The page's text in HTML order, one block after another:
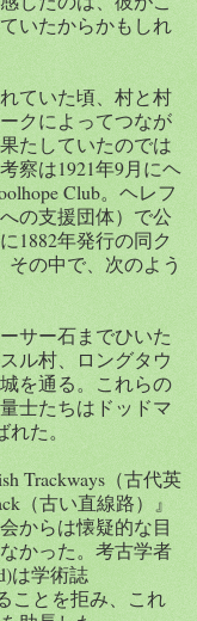
いたからかもしれ
ていた頃、村と村
クによってつなが
たしていたのでは
察は1921年9月にヘ
Club。ヘレフ
の支援団体）で公
1882年発行の同ク
その中で、次のよう
サー石までひいた
ル村、ロングタウ
を通る。これらの
士たちはドッドマ
た。
Trackways（古代英
（古い直線路）』
からは懐疑的な目
かった。考古学者
は学術誌
ことを拒み、これ